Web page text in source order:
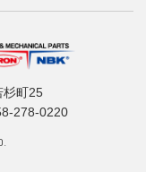
杉町25
278-0220